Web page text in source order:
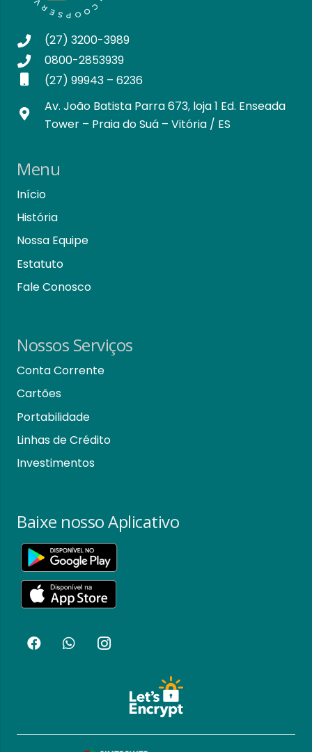
(27) 3200-3989
0800-2853939
(27) 99943 – 6236
Av. João Batista Parra 673, loja 1 Ed. Enseada
Tower – Praia do Suá – Vitória / ES
Menu
Início
História
Nossa Equipe
Estatuto
Fale Conosco
Nossos Serviços
Conta Corrente
Cartões
Portabilidade
Linhas de Crédito
Investimentos
Baixe nosso Aplicativo